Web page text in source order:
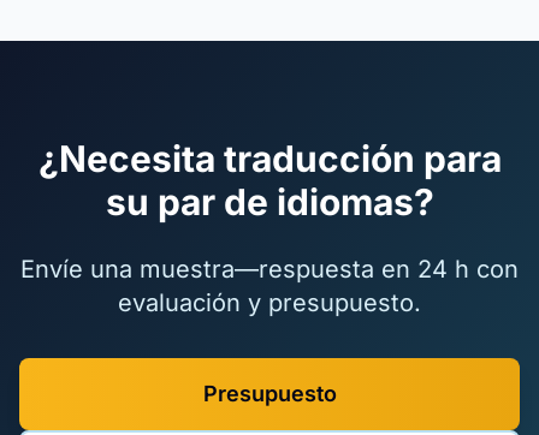
¿Necesita traducción para
su par de idiomas?
Envíe una muestra—respuesta en 24 h con
evaluación y presupuesto.
Presupuesto